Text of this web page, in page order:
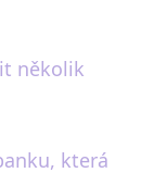
několik
která